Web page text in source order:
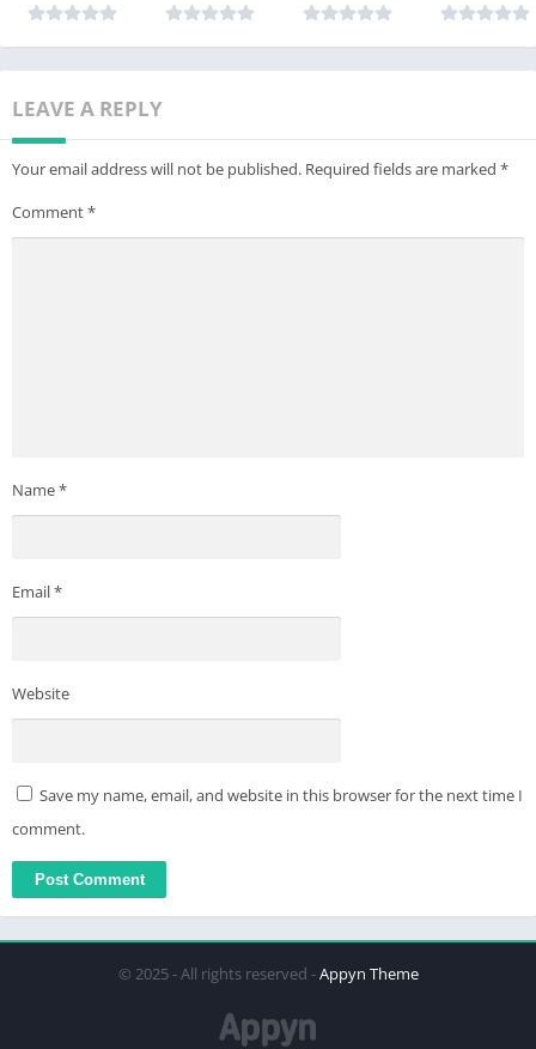
LEAVE A REPLY
Your email address will not be published. Required fields are marked *
Comment*
Name*
Email*
Website
Save my name, email, and website in this browser for the next time I
comment.
© 2025 - All rights reserved -Appyn Theme